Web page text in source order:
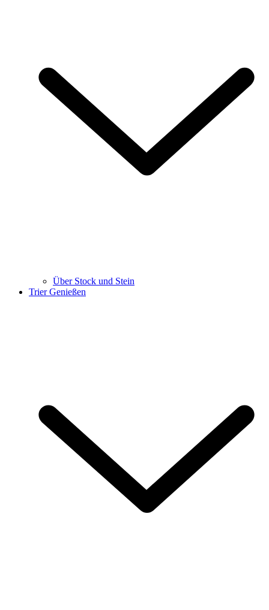
Über Stock und Stein
Trier Genießen